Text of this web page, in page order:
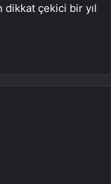
dikkat çekici bir yıl